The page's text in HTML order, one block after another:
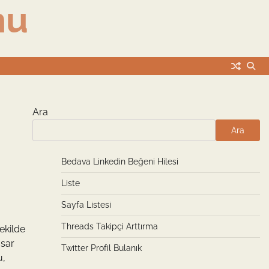
Ara
Ara
Bedava Linkedin Beğeni Hilesi
Liste
Sayfa Listesi
Threads Takipçi Arttırma
Twitter Profil Bulanık